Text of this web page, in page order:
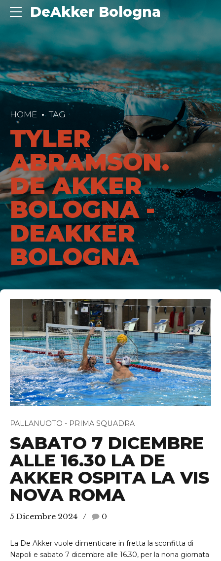
DeAkker Bologna
HOME TAG
TYLER
ABRAMSON.
DE AKKER
BOLOGNA -
DEAKKER
BOLOGNA
PALLANUOTO - PRIMA SQUADRA
SABATO 7 DICEMBRE
ALLE 16.30 LA DE
AKKER OSPITA LA VIS
NOVA ROMA
5 Dicembre 2024 0
La De Akker vuole dimenticare in fretta la sconfitta di
Napoli e sabato 7 dicembre alle 16.30, per la nona giornata